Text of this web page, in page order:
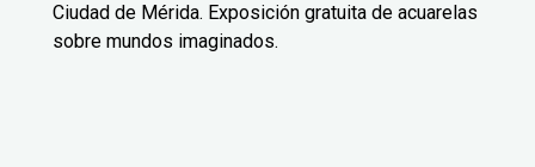
Ciudad de Mérida. Exposición gratuita de acuarelas
sobre mundos imaginados.